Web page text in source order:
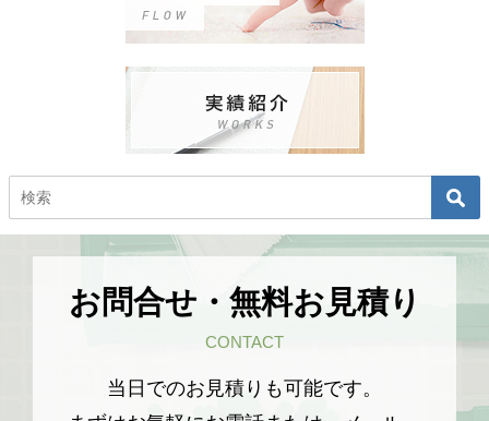
お問合せ・無料お見積り
CONTACT
当日でのお見積りも可能です。